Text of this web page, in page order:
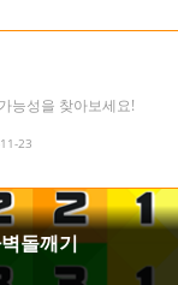
능성을 찾아보세요!
23